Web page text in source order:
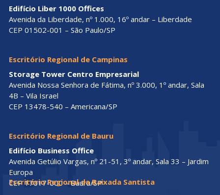
Edifício Liber 1000 Offices
Avenida da Liberdade, nº 1.000, 16º andar – Liberdade
CEP 01502-001 – São Paulo/SP
Escritório Regional de Campinas
Storage Tower Centro Empresarial
Avenida Nossa Senhora de Fátima, nº 3.000, 1º andar, Sala
4B – Vila Israel
CEP 13478-540 – Americana/SP
Escritório Regional de Bauru
Edifício Business Office
Avenida Getúlio Vargas, nº 21-51, 3º andar, Sala 33 – Jardim
Europa
CEP 17017-000 – Bauru/SP
Escritório Regional da Baixada Santista